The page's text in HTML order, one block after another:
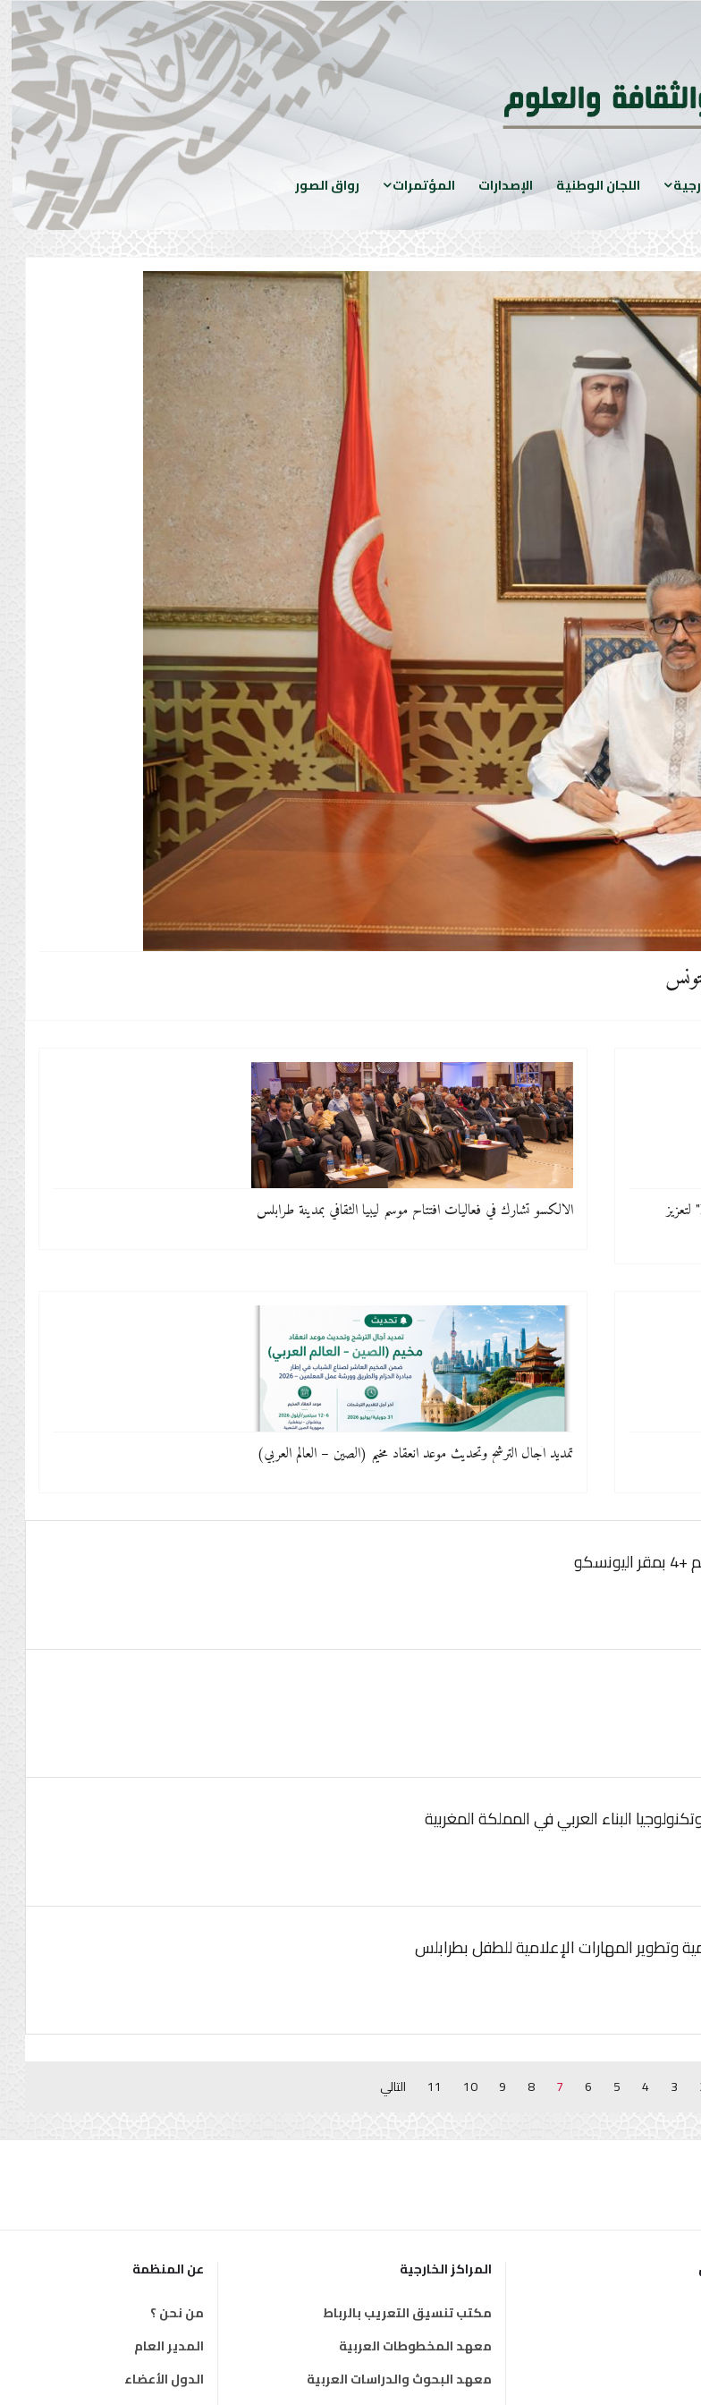
اللجان الوطنية الإصدارات المؤتمرات رواق الصور
الألكسو تستضيف فعاليات تظاهرة "NextGen'26 – Africa EdTech & Innovation Hub" لتعزيز الألكسو تشارك في فعاليات افتتاح موسم ليبيا الثقافي بمدينة طرابلس
تمديد آجال الترشح وتحديث موعد انعقاد مخيم (الصين – العالم العربي)
البناء العربي في المملكة المغربية
المهارات الإعلامية للطفل بطرابلس
3
4
5
6
7
8
9
10
11 التالي
المراكز الخارجية
مكتب تنسيق التعريب بالرباط
معهد المخطوطات العربية
معهد البحوث والدراسات العربية
عن المنظمة
من نحن ؟
المدير العام
الدول الأعضاء